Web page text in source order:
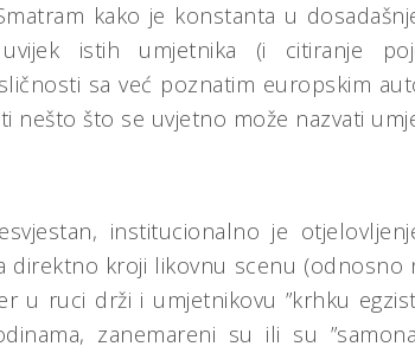
kako je konstanta u
uvijek istih umjetnika (i citiranje
sa već poznatim europskim
nešto što se uvjetno može nazvati
institucionalno je
direktno kroji likovnu scenu (odnosno
u ruci drži i umjetnikovu ”krhku
zanemareni su ili su